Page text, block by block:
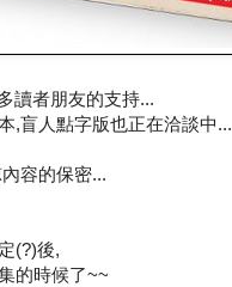
讀者朋友的支持...
,盲人點字版也正在洽談中...
容的保密...
(?)後,
的時候了~~